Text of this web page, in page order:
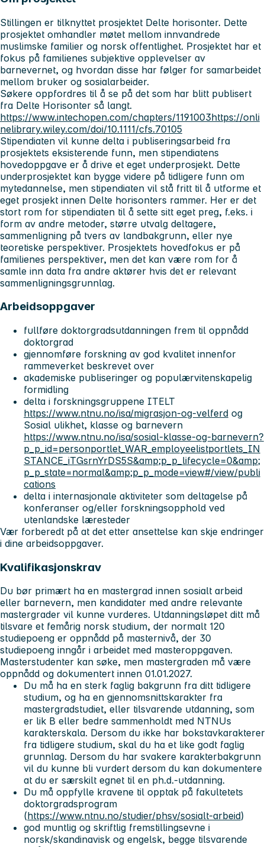
Stillingen er tilknyttet prosjektet Delte horisonter. Dette
prosjektet omhandler møtet mellom innvandrede
muslimske familier og norsk offentlighet. Prosjektet har et
fokus på familienes subjektive opplevelser av
barnevernet, og hvordan disse har følger for samarbeidet
mellom bruker og sosialarbeider.
Søkere oppfordres til å se på det som har blitt publisert
fra Delte Horisonter så langt.
https://www.intechopen.com/chapters/1191003https://onli
nelibrary.wiley.com/doi/10.1111/cfs.70105
Stipendiaten vil kunne delta i publiseringsarbeid fra
prosjektets eksisterende funn, men stipendiatens
hovedoppgave er å drive et eget underprosjekt. Dette
underprosjektet kan bygge videre på tidligere funn om
mytedannelse, men stipendiaten vil stå fritt til å utforme et
eget prosjekt innen Delte horisonters rammer. Her er det
stort rom for stipendiaten til å sette sitt eget preg, f.eks. i
form av andre metoder, større utvalg deltagere,
sammenligning på tvers av landbakgrunn, eller nye
teoretiske perspektiver. Prosjektets hovedfokus er på
familienes perspektiver, men det kan være rom for å
samle inn data fra andre aktører hvis det er relevant
sammenligningsgrunnlag.
Arbeidsoppgaver
fullføre doktorgradsutdanningen frem til oppnådd
doktorgrad
gjennomføre forskning av god kvalitet innenfor
rammeverket beskrevet over
akademiske publiseringer og populærvitenskapelig
formidling
delta i forskningsgruppene ITELT
https://www.ntnu.no/isa/migrasjon-og-velferd og
Sosial ulikhet, klasse og barnevern
https://www.ntnu.no/isa/sosial-klasse-og-barnevern?
p_p_id=personportlet_WAR_employeelistportlets_IN
STANCE_iTGsrnYrDS5S&amp;p_p_lifecycle=0&amp;
p_p_state=normal&amp;p_p_mode=view#/view/publi
cations
delta i internasjonale aktiviteter som deltagelse på
konferanser og/eller forskningsopphold ved
utenlandske læresteder
Vær forberedt på at det etter ansettelse kan skje endringer
i dine arbeidsoppgaver.
Kvalifikasjonskrav
Du bør primært ha en mastergrad innen sosialt arbeid
eller barnevern, men kandidater med andre relevante
mastergrader vil kunne vurderes. Utdanningsløpet ditt må
tilsvare et femårig norsk studium, der normalt 120
studiepoeng er oppnådd på masternivå, der 30
studiepoeng inngår i arbeidet med masteroppgaven.
Masterstudenter kan søke, men mastergraden må være
oppnådd og dokumentert innen 01.01.2027.
Du må ha en sterk faglig bakgrunn fra ditt tidligere
studium, og ha en gjennomsnittskarakter fra
mastergradstudiet, eller tilsvarende utdanning, som
er lik B eller bedre sammenholdt med NTNUs
karakterskala. Dersom du ikke har bokstavkarakterer
fra tidligere studium, skal du ha et like godt faglig
grunnlag. Dersom du har svakere karakterbakgrunn
vil du kunne bli vurdert dersom du kan dokumentere
at du er særskilt egnet til en ph.d.-utdanning.
Du må oppfylle kravene til opptak på fakultetets
doktorgradsprogram
(https://www.ntnu.no/studier/phsv/sosialt-arbeid)
god muntlig og skriftlig fremstillingsevne i
norsk/skandinavisk og engelsk, begge tilsvarende